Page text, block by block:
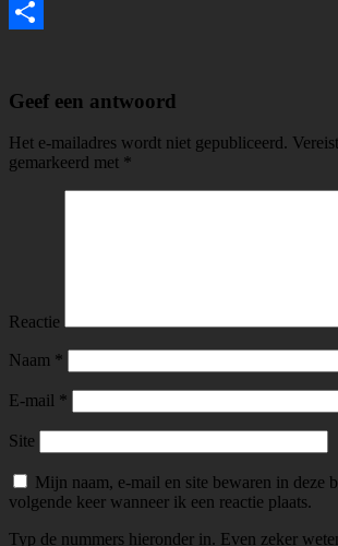
Pinterest
Geef een antwoord
Het e-mailadres wordt niet gepubliceerd.
gemarkeerd met *
Reactie
Naam *
E-mail *
Site
Mijn naam, e-mail en site bewaren in deze
volgende keer wanneer ik een reactie plaats.
Typ de nummers hieronder in. Even zeker